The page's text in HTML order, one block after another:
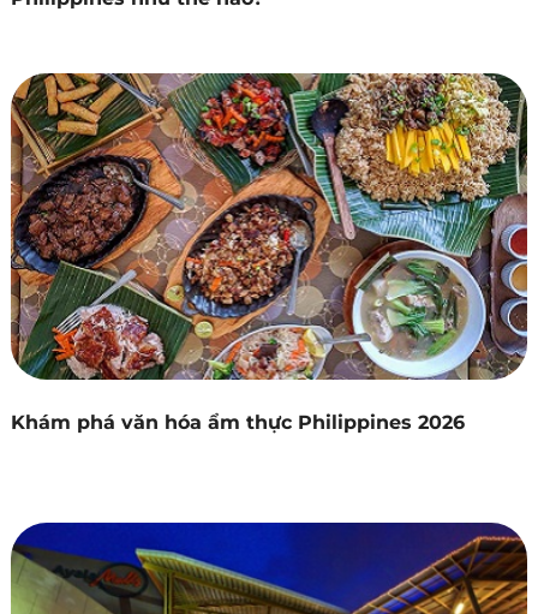
Khám phá văn hóa ẩm thực Philippines 2026